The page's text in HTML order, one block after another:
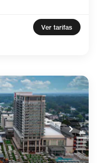
Ver tarifas